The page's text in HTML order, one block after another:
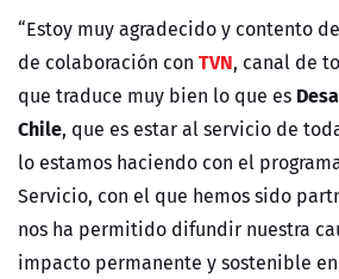
“Estoy muy agradecido y contento
de colaboración con TVN, canal de
que traduce muy bien lo que es
Chile, que es estar al servicio de
lo estamos haciendo con el
Servicio, con el que hemos sido
nos ha permitido difundir nuestra
impacto permanente y sostenible